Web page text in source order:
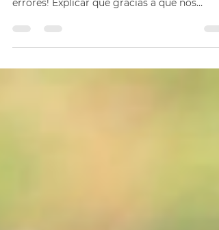
¡Qué importante resulta inculcar en los
errores! Explicar que gracias a que nos
equivocamos...